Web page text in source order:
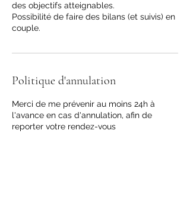
des objectifs atteignables.
Possibilité de faire des bilans (et suivis) en
couple.
Politique d'annulation
Merci de me prévenir au moins 24h à
l'avance en cas d'annulation, afin de
reporter votre rendez-vous